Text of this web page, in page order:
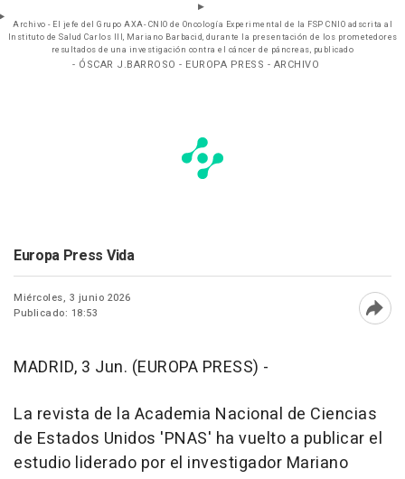
Archivo - El jefe del Grupo AXA- CNIO de Oncología Experimental de la FSP CNIO adscrita al
Instituto de Salud Carlos III, Mariano Barbacid, durante la presentación de los prometedores
resultados de una investigación contra el cáncer de páncreas, publicado
- ÓSCAR J.BARROSO - EUROPA PRESS - ARCHIVO
Europa Press Vida
Miércoles, 3 junio 2026
Publicado: 18:53
MADRID, 3 Jun. (EUROPA PRESS) -
La revista de la Academia Nacional de Ciencias
de Estados Unidos 'PNAS' ha vuelto a publicar el
estudio liderado por el investigador Mariano